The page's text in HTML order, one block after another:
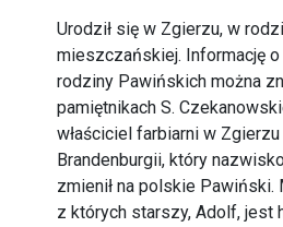
Urodził się w Zgierzu, w
mieszczańskiej. Informację
rodziny Pawińskich można
pamiętnikach S.
właściciel farbiarni w
Brandenburgii, który
zmienił na polskie Pawiński.
z których starszy, Adolf, jest